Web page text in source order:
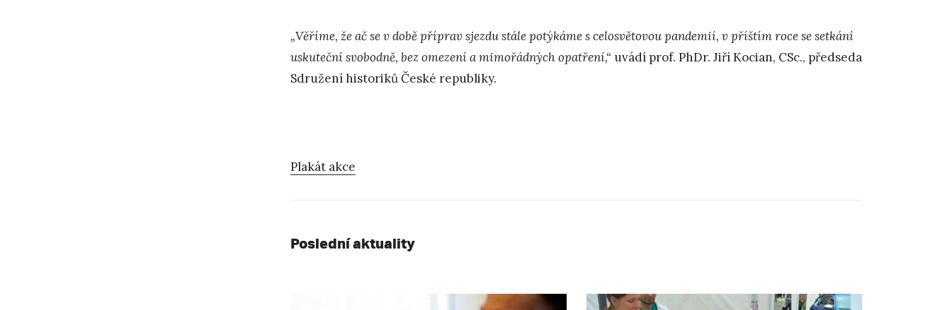
„Věříme, že ač se v době příprav sjezdu stále potýkáme s celosvětovou pandemií, v příštím roce se setkání
uskuteční svobodně, bez omezení a mimořádných opatření,“ uvádí prof. PhDr. Jiří Kocian, CSc., předseda
Sdružení historiků České republiky.
Plakát akce
Poslední aktuality